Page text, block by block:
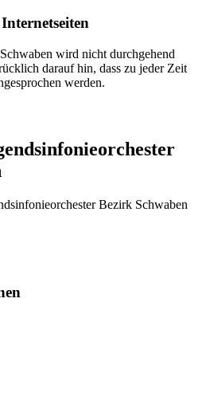
wird nicht durchgehend
darauf hin, dass zu jeder Zeit
werden.
Bezirk Schwaben